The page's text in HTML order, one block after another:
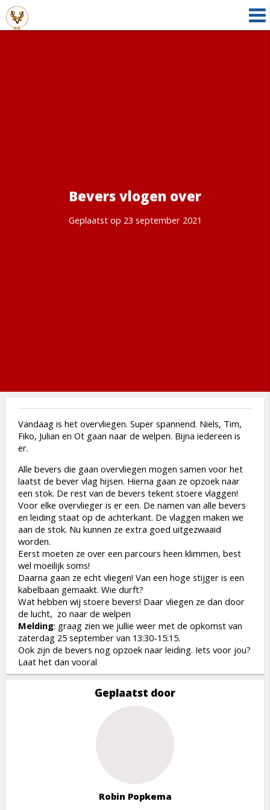
Bevers vlogen over
Geplaatst op 23 september 2021
Vandaag is het overvliegen. Super spannend. Niels, Tim,
Fiko, Julian en Ot gaan naar de welpen. Bijna iedereen is
er.
Alle bevers die gaan overvliegen mogen samen voor het
laatst de bever vlag hijsen. Hierna gaan ze opzoek naar
een stok. De rest van de bevers tekent stoere vlaggen!
Voor elke overvlieger is er een. De namen van alle bevers
en leiding staat op de achterkant. De vlaggen maken we
aan de stok. Nu kunnen ze extra goed uitgezwaaid
worden.
Eerst moeten ze over een parcours heen klimmen, best
wel moeilijk soms!
Daarna gaan ze echt vliegen! Van een hoge stijger is een
kabelbaan gemaakt. Wie durft?
Wat hebben wij stoere bevers! Daar vliegen ze dan door
de lucht, zo naar de welpen
Melding: graag zien we jullie weer met de opkomst van
zaterdag 25 september van 13:30-15:15.
Ook zijn de bevers nog opzoek naar leiding. Iets voor jou?
Laat het dan vooral
Geplaatst door
Robin Popkema